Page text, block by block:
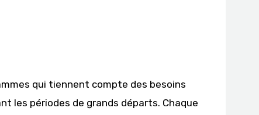
qui tiennent compte des besoins
les périodes de grands départs. Chaque